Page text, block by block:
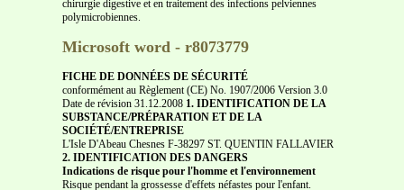
chirurgie digestive et en traitement des infections pelviennes
polymicrobiennes.
Microsoft word - r8073779
FICHE DE DONNÉES DE SÉCURITÉ
conformément au Règlement (CE) No. 1907/2006 Version 3.0
Date de révision 31.12.2008 1. IDENTIFICATION DE LA
SUBSTANCE/PRÉPARATION ET DE LA
SOCIÉTÉ/ENTREPRISE
L'Isle D'Abeau Chesnes F-38297 ST. QUENTIN FALLAVIER
2. IDENTIFICATION DES DANGERS
Indications de risque pour l'homme et l'environnement
Risque pendant la grossesse d'effets néfastes pour l'enfant.